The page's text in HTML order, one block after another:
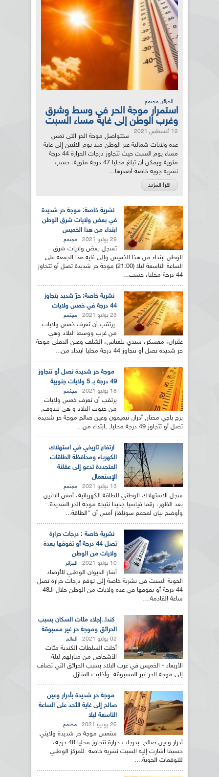
الجزائر, مجتمع
استمرار موجة الحر في وسط وشرق
وغرب الوطن إلى غاية مساء السبت
12 أغسطس 2021
ستتواصل موجة الحر التي تمس
عدة ولايات شمالية عبر الوطن منذ يوم الاثنين إلى غاية
مساء يوم السبت حيث تتجاوز درجات الحرارة 44 درجة
مئوية ويمكن أن تبلغ محليا 47 درجة مئوية، حسب
نشرية جوية خاصة أصدرها...
اقرأ المزيد
نشرية خاصة: موجة حر شديدة
في بعض ولايات شرق الوطن
ابتداء من هذا الخميس
29 يوليو 2021 مجتمع
تسجل بعض ولايات شرق
الوطن ابتداء من هذا الخميس وإلى غاية هذا الجمعة على
الساعة التاسعة ليلا (21:00) موجة حر شديدة تصل أو تتجاوز
44 درجة محليا، حسب...
نشرية خاصة: حرّ شدبد يتجاوز
44 درجة في خمس ولايات
23 يوليو 2021 مجتمع
يرتقب أن تعرف خمس ولايات
من غرب ووسط البلاد وهي
غليزان، معسكر، سيدي بلعباس، الشلف وعين الدفلى موجة
حر شديدة تصل أو تتجاوز 44 درجة محليا ابتداء من...
موجة حر شديدة تصل أو تتجاوز
49 درجة بـ 5 ولايات جنوبية
18 يوليو 2021 مجتمع
يرتقب أن تعرف خمس ولايات
من جنوب البلاد و هي تندوف,
برج باجي مختار, أدرار, تيميمون وعين صالح موجة حر شديدة
تصل أو تتجاوز 49 درجة محليا, ,ابتداء من...
ارتفاع تاريخي في استهلاك
الكهربـاء ومحافظة الطاقات
المتجددة تدعو إلى عقلنة
الإستعمال
13 يوليو 2021 مجتمع
سجل الاستهلاك الوطني للطاقة الكهربائية، أمس الاثنين
بعد الظهر، رقما قياسيا جديدا نتيجة موجة الحر الشديدة.
وأوضح بيان لمجمع سونلغاز أمس أن "الطاقة...
نشرية خاصة : درجات حرارة
تصل 44 درجة أو تفوقها بعدة
ولايات من الوطن
10 يوليو 2021 الجزائر
أشار الديوان الوطني للأرصاد
الجوية السبت في نشرية خاصة إلى توقع درجات حرارة تصل
44 درجة أو تفوقها في عدة ولايات من الوطن خلال الـ48
ساعة القادمة....
كندا..إجلاء مئات السكان بسبب
الحرائق وموجة حر غير مسبوقة
02 يوليو 2021 العالم
أجلت السلطات الكندية مئات
الأشخاص من منازلهم ليلة
الأربعاء - الخميس في غرب البلاد بسبب الحرائق التي تضاف
إلى موجة الحر غير المسبوقة. وأخليت المنازل...
موجة حر شديدة بأدرار وعين
صالح إلى غاية الأحد على الساعة
التاسعة ليلا
26 يونيو 2021 مجتمع
ستمس موجة حر شديدة ولايتي
أدرار وعين صالح بدرجات حرارة تتجاوز محليا 48 درجة،
حسبما أشارت إليه السبت نشرية خاصة للمركز الوطني
للتوقعات الجوية....